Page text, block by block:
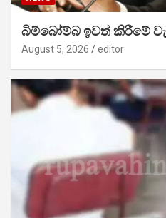
බිම්බෝම්බ ඉවත් කිරීමේ
August 5, 2026 editor